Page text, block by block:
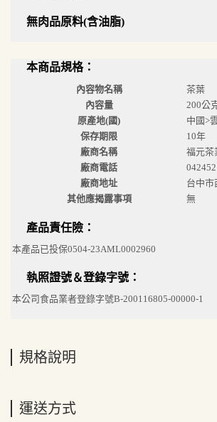
無肉品原料(含油脂)
本商品規格：
內容物名稱
茶葉
內容量
200公
原產地(國)
中國>
保存期限
10年
廠商名稱
福元茶
廠商電話
廠商地址
台中市
其他應揭露事項
無
產品責任險：
本產品已投保0504-23AML0002960
執照證號＆登錄字號：
本公司食品業者登錄字號B-200116805-00000-1
規格說明
運送方式